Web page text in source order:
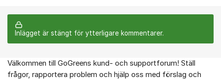
Inlägget är stängt för ytterligare kommentarer.
Om forumet
Välkommen till GoGreens kund- och supportforum! Ställ
frågor, rapportera problem och hjälp oss med förslag och